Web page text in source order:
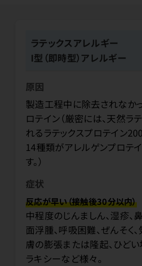
ラテックスアレルギー
I型（即時型）アレルギー
原因
製造工程中に除去されなか
ロテイン（厳密には、天然ラ
れるラテックスプロテイン
14種類がアレルゲンプロテ
す。）
症状
反応が早い（接触後30分以内）
中程度のじんましん、湿疹、
面浮腫、呼吸困難、ぜんそく
膚の膨張または隆起、ひど
ラキシーなど様々。